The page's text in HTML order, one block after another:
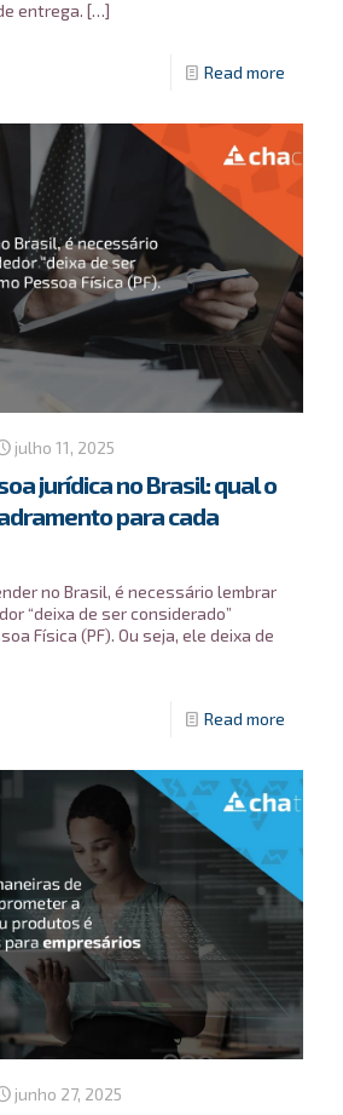
entrega. […]
Read more
julho 11, 2025
jurídica no Brasil: qual o
para cada
no Brasil, é necessário lembrar
“deixa de ser considerado”
Física (PF). Ou seja, ele deixa de
Read more
junho 27, 2025